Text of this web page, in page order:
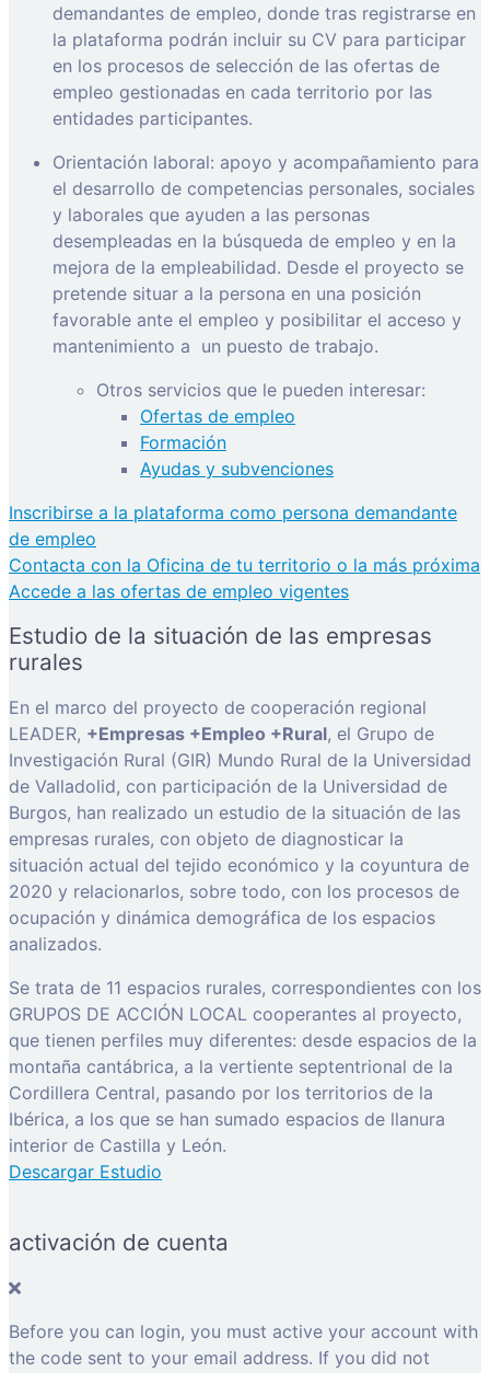
demandantes de empleo, donde tras registrarse en
la plataforma podrán incluir su CV para participar
en los procesos de selección de las ofertas de
empleo gestionadas en cada territorio por las
entidades participantes.
Orientación laboral: apoyo y acompañamiento para
el desarrollo de competencias personales, sociales
y laborales que ayuden a las personas
desempleadas en la búsqueda de empleo y en la
mejora de la empleabilidad. Desde el proyecto se
pretende situar a la persona en una posición
favorable ante el empleo y posibilitar el acceso y
mantenimiento a un puesto de trabajo.
Otros servicios que le pueden interesar:
Ofertas de empleo
Formación
Ayudas y subvenciones
Inscribirse a la plataforma como persona demandante
de empleo
Contacta con la Oficina de tu territorio o la más próxima
Accede a las ofertas de empleo vigentes
Estudio de la situación de las empresas
rurales
En el marco del proyecto de cooperación regional
LEADER, +Empresas +Empleo +Rural, el Grupo de
Investigación Rural (GIR) Mundo Rural de la Universidad
de Valladolid, con participación de la Universidad de
Burgos, han realizado un estudio de la situación de las
empresas rurales, con objeto de diagnosticar la
situación actual del tejido económico y la coyuntura de
2020 y relacionarlos, sobre todo, con los procesos de
ocupación y dinámica demográfica de los espacios
analizados.
Se trata de 11 espacios rurales, correspondientes con los
GRUPOS DE ACCIÓN LOCAL cooperantes al proyecto,
que tienen perfiles muy diferentes: desde espacios de la
montaña cantábrica, a la vertiente septentrional de la
Cordillera Central, pasando por los territorios de la
Ibérica, a los que se han sumado espacios de llanura
interior de Castilla y León.
Descargar Estudio
activación de cuenta
Before you can login, you must active your account with
the code sent to your email address. If you did not